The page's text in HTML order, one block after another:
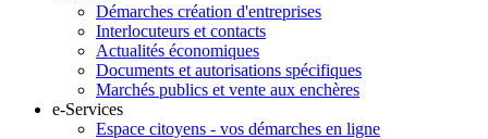
Démarches création d'entreprises
Interlocuteurs et contacts
Actualités économiques
Documents et autorisations spécifiques
Marchés publics et vente aux enchères
e-Services
Espace citoyens - vos démarches en ligne